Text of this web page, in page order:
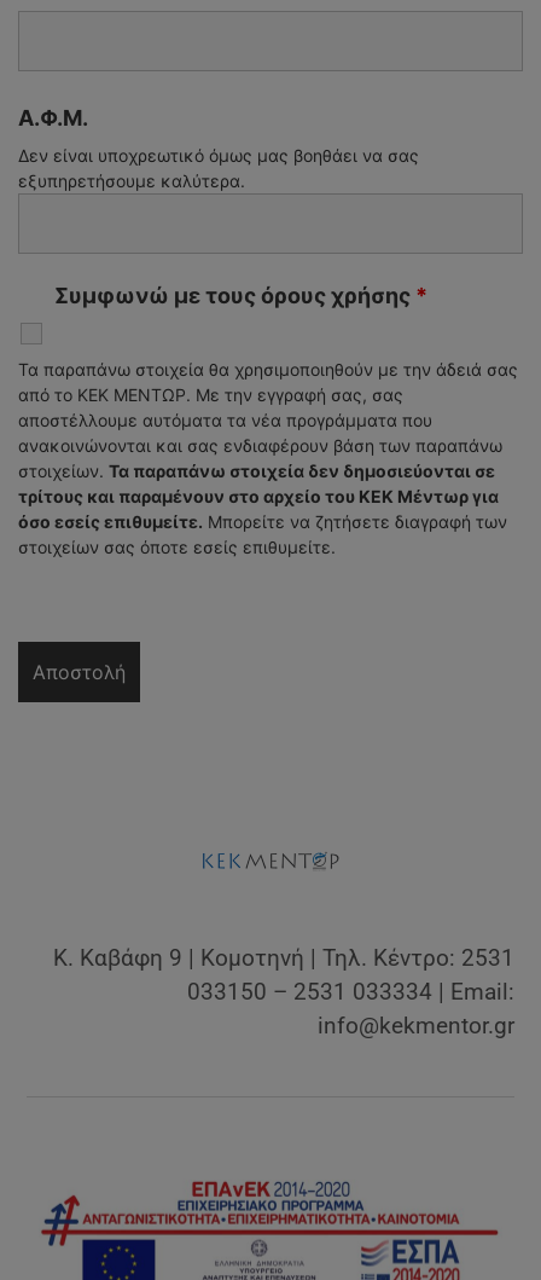
Α.Φ.Μ.
Δεν είναι υποχρεωτικό όμως μας βοηθάει να σας
εξυπηρετήσουμε καλύτερα.
Συμφωνώ με τους όρους χρήσης *
Τα παραπάνω στοιχεία θα χρησιμοποιηθούν με την άδειά σας
από το ΚΕΚ ΜΕΝΤΩΡ. Με την εγγραφή σας, σας
αποστέλλουμε αυτόματα τα νέα προγράμματα που
ανακοινώνονται και σας ενδιαφέρουν βάση των παραπάνω
στοιχείων. Τα παραπάνω στοιχεία δεν δημοσιεύονται σε
τρίτους και παραμένουν στο αρχείο του ΚΕΚ Μέντωρ για
όσο εσείς επιθυμείτε. Μπορείτε να ζητήσετε διαγραφή των
στοιχείων σας όποτε εσείς επιθυμείτε.
Κ. Καβάφη 9 | Κομοτηνή | Τηλ. Κέντρο: 2531
033150 – 2531 033334 | Email:
info@kekmentor.gr